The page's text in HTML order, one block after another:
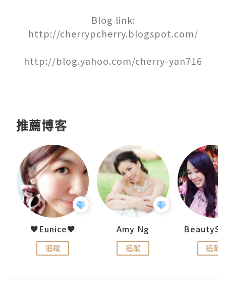
Blog link:
http://cherrypcherry.blogspot.com/
http://blog.yahoo.com/cherry-yan716
推薦博客
♥Eunice♥
追蹤
Amy Ng
追蹤 追蹤